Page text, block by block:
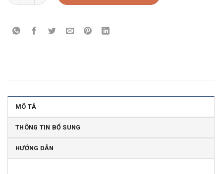
MÔ TẢ
THÔNG TIN BỔ SUNG
HƯỚNG DẪN